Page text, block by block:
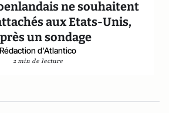
ne souhaitent
aux Etats-Unis,
un sondage
Rédaction d'Atlantico
2 min de lecture